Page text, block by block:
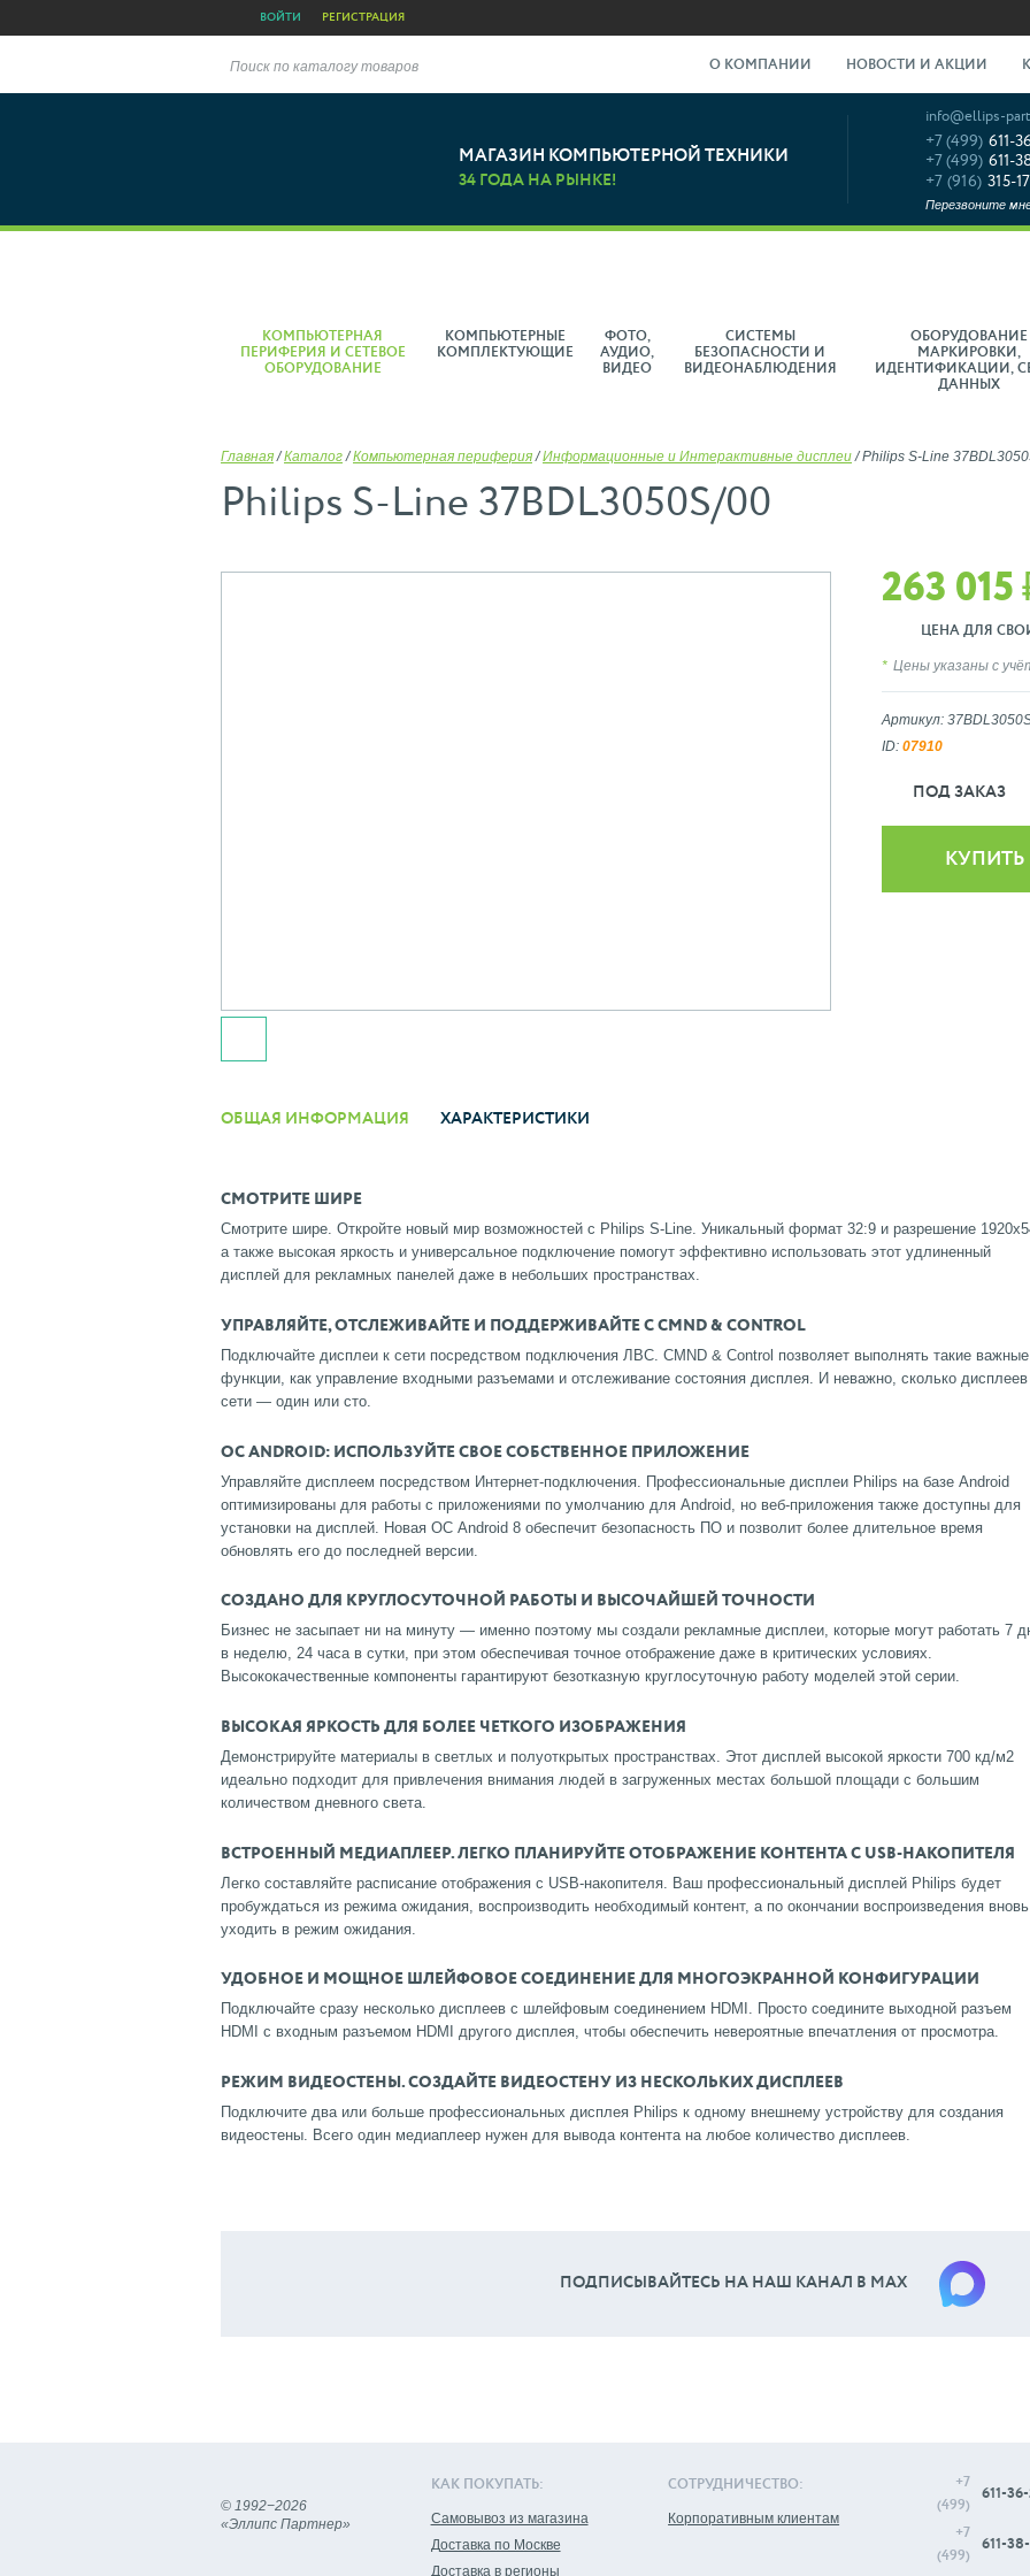
ВОЙТИ РЕГИСТРАЦИЯ
Поиск по каталогу товаров О КОМПАНИИ НОВОСТИ И АКЦИИ
МАГАЗИН КОМПЬЮТЕРНОЙ ТЕХНИКИ
34 ГОДА НА РЫНКЕ!
info@ellips-
+7 (499) 611-
+7 (499) 611-
+7 (916) 315-
Перезвоните
КОМПЬЮТЕРНАЯ
ПЕРИФЕРИЯ И СЕТЕВОЕ
ОБОРУДОВАНИЕ
КОМПЬЮТЕРНЫЕ
КОМПЛЕКТУЮЩИЕ
ФОТО,
АУДИО,
ВИДЕО
СИСТЕМЫ
БЕЗОПАСНОСТИ И
ВИДЕОНАБЛЮДЕНИЯ
ОБОРУДОВАНИЕ
МАРКИРОВКИ,
ИДЕНТИФИКАЦИИ,
ДАННЫХ
Главная /Каталог /Компьютерная периферия /Информационные и Интерактивные дисплеи /Philips S-Line
Philips S-Line 37BDL3050S/00
263 015
ЦЕНА ДЛЯ
Цены указаны с
Артикул:
ID: 07910
ПОД ЗАКАЗ
КУПИТЬ
ОБЩАЯ ИНФОРМАЦИЯ ХАРАКТЕРИСТИКИ
СМОТРИТЕ ШИРЕ
Смотрите шире. Откройте новый мир возможностей с Philips S-Line. Уникальный формат 32:9 и разрешение
а также высокая яркость и универсальное подключение помогут эффективно использовать этот удлиненный
дисплей для рекламных панелей даже в небольших пространствах.
УПРАВЛЯЙТЕ, ОТСЛЕЖИВАЙТЕ И ПОДДЕРЖИВАЙТЕ С CMND & CONTROL
Подключайте дисплеи к сети посредством подключения ЛВС. CMND & Control позволяет выполнять такие важные
функции, как управление входными разъемами и отслеживание состояния дисплея. И неважно, сколько
сети — один или сто.
ОС ANDROID: ИСПОЛЬЗУЙТЕ СВОЕ СОБСТВЕННОЕ ПРИЛОЖЕНИЕ
Управляйте дисплеем посредством Интернет-подключения. Профессиональные дисплеи Philips на базе Android
оптимизированы для работы с приложениями по умолчанию для Android, но веб-приложения также доступны для
установки на дисплей. Новая ОС Android 8 обеспечит безопасность ПО и позволит более длительное время
обновлять его до последней версии.
СОЗДАНО ДЛЯ КРУГЛОСУТОЧНОЙ РАБОТЫ И ВЫСОЧАЙШЕЙ ТОЧНОСТИ
Бизнес не засыпает ни на минуту — именно поэтому мы создали рекламные дисплеи, которые могут работать 7
в неделю, 24 часа в сутки, при этом обеспечивая точное отображение даже в критических условиях.
Высококачественные компоненты гарантируют безотказную круглосуточную работу моделей этой серии.
ВЫСОКАЯ ЯРКОСТЬ ДЛЯ БОЛЕЕ ЧЕТКОГО ИЗОБРАЖЕНИЯ
Демонстрируйте материалы в светлых и полуоткрытых пространствах. Этот дисплей высокой яркости 700 кд/м2
идеально подходит для привлечения внимания людей в загруженных местах большой площади с большим
количеством дневного света.
ВСТРОЕННЫЙ МЕДИАПЛЕЕР. ЛЕГКО ПЛАНИРУЙТЕ ОТОБРАЖЕНИЕ КОНТЕНТА С USB-НАКОПИТЕЛЯ
Легко составляйте расписание отображения с USB-накопителя. Ваш профессиональный дисплей Philips будет
пробуждаться из режима ожидания, воспроизводить необходимый контент, а по окончании воспроизведения вновь
уходить в режим ожидания.
УДОБНОЕ И МОЩНОЕ ШЛЕЙФОВОЕ СОЕДИНЕНИЕ ДЛЯ МНОГОЭКРАННОЙ КОНФИГУРАЦИИ
Подключайте сразу несколько дисплеев с шлейфовым соединением HDMI. Просто соедините выходной разъем
HDMI с входным разъемом HDMI другого дисплея, чтобы обеспечить невероятные впечатления от просмотра.
РЕЖИМ ВИДЕОСТЕНЫ. СОЗДАЙТЕ ВИДЕОСТЕНУ ИЗ НЕСКОЛЬКИХ ДИСПЛЕЕВ
Подключите два или больше профессиональных дисплея Philips к одному внешнему устройству для создания
видеостены. Всего один медиаплеер нужен для вывода контента на любое количество дисплеев.
ПОДПИСЫВАЙТЕСЬ НА НАШ КАНАЛ В МАХ
© 1992−2026
«Эллипс Партнер»
КАК ПОКУПАТЬ:
Самовывоз из магазина
Доставка по Москве
Доставка в регионы
СОТРУДНИЧЕСТВО:
Корпоративным клиентам
+7
(499)
611-36-
+7
(499)
611-